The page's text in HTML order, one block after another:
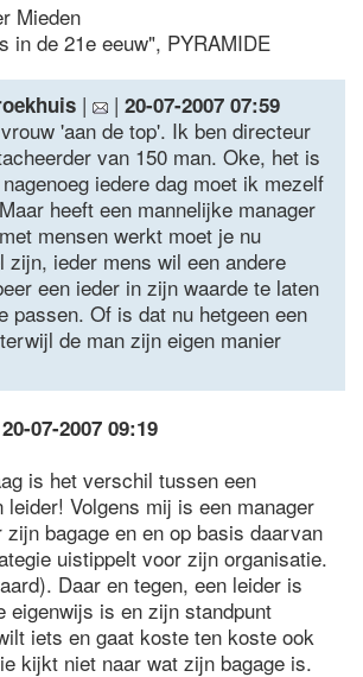
Mieden
in de 21e eeuw", PYRAMIDE
| | 20-07-2007 07:59
'aan de top'. Ik ben directeur
van 150 man. Oke, het is
iedere dag moet ik mezelf
heeft een mannelijke manager
mensen werkt moet je nu
zijn, ieder mens wil een andere
een ieder in zijn waarde te laten
passen. Of is dat nu hetgeen een
de man zijn eigen manier
20-07-2007 09:19
is het verschil tussen een
leider! Volgens mij is een manager
bagage en en op basis daarvan
uistippelt voor zijn organisatie.
Daar en tegen, een leider is
eigenwijs is en zijn standpunt
iets en gaat koste ten koste ook
kijkt niet naar wat zijn bagage is.